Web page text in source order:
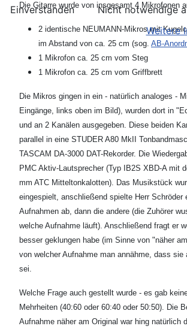
Die Gitarre wurde von insgesamt 4 Mikrofonen
2 identische NEUMANN-Mikros mit
im Abstand von ca. 25 cm (sog. AB-
1 Mikrofon ca. 25 cm vom Steg
1 Mikrofon ca. 25 cm vom Griffbrett
Die Mikros gingen in ein - natürlich analoges -
Eingänge, links oben im Bild), wurden dort in
und an 2 Kanälen ausgegeben. Diese beiden
parallel in eine STUDER A80 MkII
TASCAM DA-3000 DAT-Rekorder. Die
PMC Aktiv-Lautsprecher (Typ IB2S XBD-A mit
mm ATC Mitteltonkalotten). Das Musikstück
eingespielt, anschließend spielte Herr Schröder
Aufnahmen ab, dann die andere (die Zuhörer
welche Aufnahme läuft). Anschließend fragt er
besser geklungen habe (im Sinne von "näher
von welcher Aufnahme man annähme, dass sie
sei.
Welche Frage auch gestellt wurde - es gab
Mehrheiten (40:60 oder 60:40 oder 50:50). Die
Aufnahme näher am Original war hing natürlich
Einverstanden
Nicht notwendige
Weitere